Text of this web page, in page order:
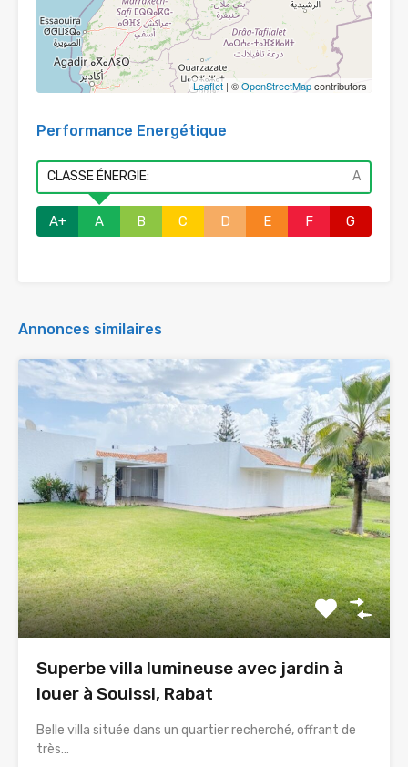
Leaflet | ©OpenStreetMapcontributors
Performance Energétique
CLASSE ÉNERGIE: A
A+ A B C D E F G
Annonces similaires
Superbe villa lumineuse avec jardin à
louer à Souissi, Rabat
Belle villa située dans un quartier recherché, offrant de
très…